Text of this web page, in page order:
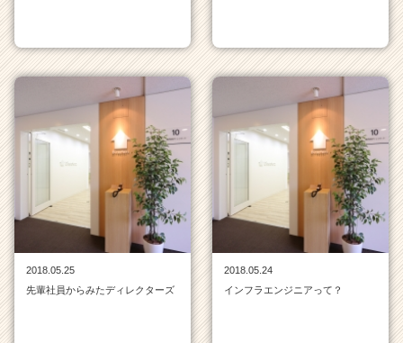
2018.05.25
先輩社員からみたディレクターズ
2018.05.24
インフラエンジニアって？